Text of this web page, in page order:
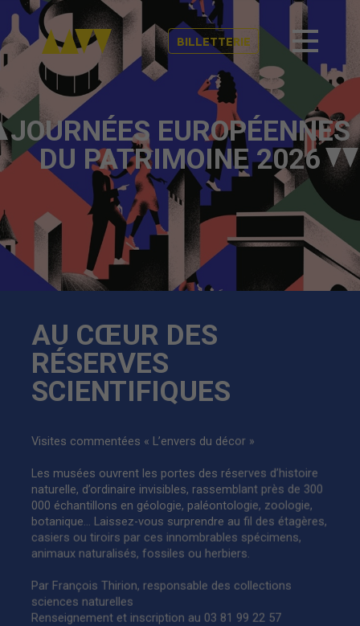
BILLETTERIE
JOURNÉES EUROPÉENNES
DU PATRIMOINE 2026
AU CŒUR DES
RÉSERVES
SCIENTIFIQUES
Visites commentées « L’envers du décor »
Les musées ouvrent les portes des réserves d’histoire
naturelle, d’ordinaire invisibles, rassemblant près de 300
000 échantillons en géologie, paléontologie, zoologie,
botanique… Laissez-vous surprendre au fil des étagères,
casiers ou tiroirs par ces innombrables spécimens,
animaux naturalisés, fossiles ou herbiers.
Par François Thirion, responsable des collections
sciences naturelles
Renseignement et inscription au 03 81 99 22 57